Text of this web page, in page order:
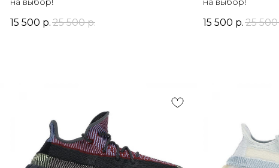
15 500 р.25 500 р. 15 500 р. 25 500